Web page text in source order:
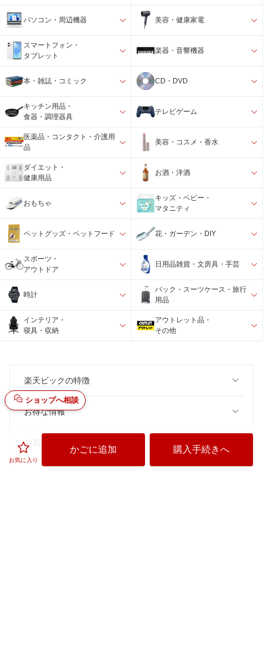
お気に入り
かごに追加 購入手続きへ
ショップへ相談
パソコン・周辺機器 美容・健康家電
スマートフォン・
タブレット
楽器・音響機器
本・雑誌・コミック CD・DVD
キッチン用品・
食器・調理器具
テレビゲーム
医薬品・コンタクト・介護用
品
美容・コスメ・香水
ダイエット・
健康用品
お酒・洋酒
おもちゃ
キッズ・ベビー・
マタニティ
ペットグッズ・ペットフード 花・ガーデン・DIY
スポーツ・
アウトドア
日用品雑貨・文房具・手芸
時計
バック・スーツケース・旅行
用品
インテリア・
寝具・収納
アウトレット品・
その他
楽天ビックの特徴
お得な情報
お買い物